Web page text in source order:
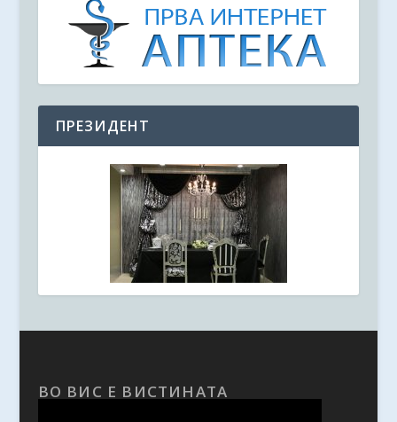
ПРЕЗИДЕНТ
ВО ВИС Е ВИСТИНАТА